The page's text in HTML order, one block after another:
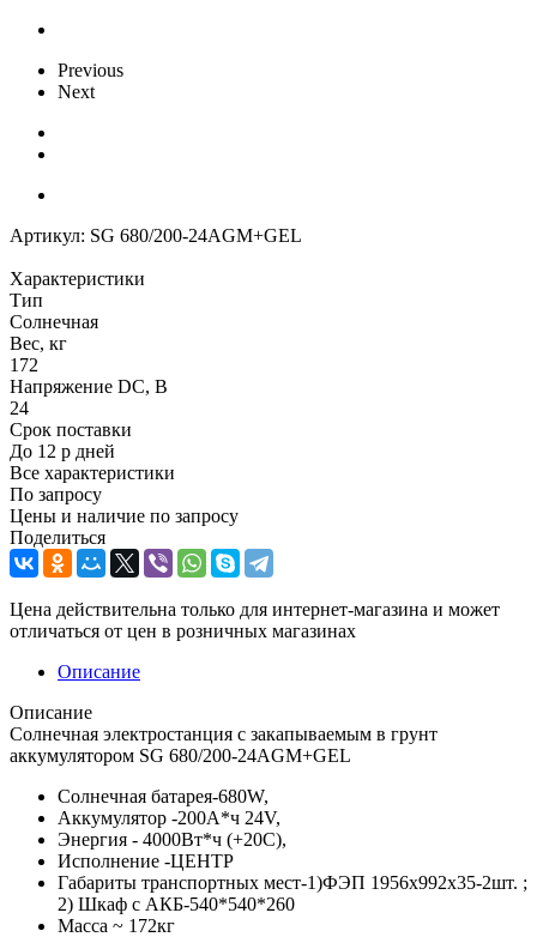
Previous
Next
Артикул: SG 680/200-24AGM+GEL
Характеристики
Тип
Солнечная
Вес, кг
172
Напряжение DC, В
24
Срок поставки
До 12 р дней
Все характеристики
По запросу
Цены и наличие по запросу
Поделиться
Цена действительна только для интернет-магазина и может
отличаться от цен в розничных магазинах
Описание
Описание
Солнечная электростанция с закапываемым в грунт
аккумулятором SG 680/200-24AGM+GEL
Солнечная батарея-680W,
Аккумулятор -200А*ч 24V,
Энергия - 4000Вт*ч (+20С),
Исполнение -ЦЕНТР
Габариты транспортных мест-1)ФЭП 1956x992x35-2шт. ;
2) Шкаф с АКБ-540*540*260
Масса ~ 172кг